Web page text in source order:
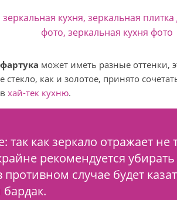
может иметь разные оттенки,
как и золотое, принято
хай-тек кухню.
как зеркало отражает не
рекомендуется
случае будет